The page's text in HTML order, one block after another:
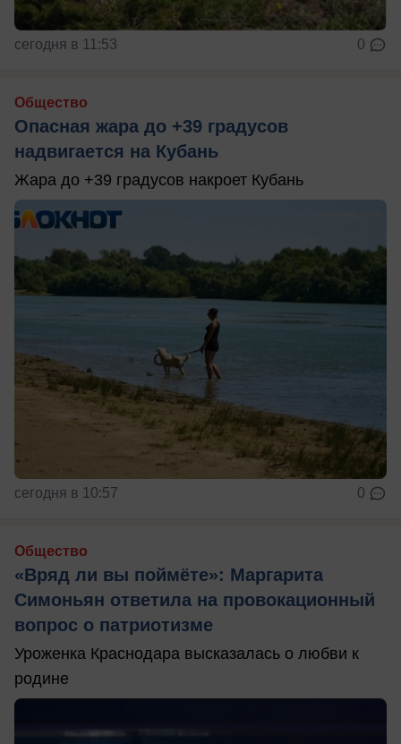
сегодня в 11:53 0
Общество
Опасная жара до +39 градусов
надвигается на Кубань
Жара до +39 градусов накроет Кубань
сегодня в 10:57 0
Общество
«Вряд ли вы поймёте»: Маргарита
Симоньян ответила на провокационный
вопрос о патриотизме
Уроженка Краснодара высказалась о любви к
родине